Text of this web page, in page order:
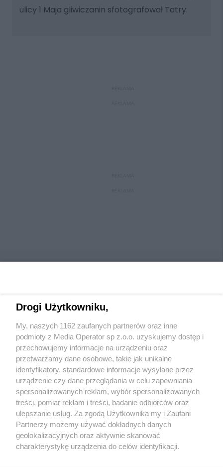
ulicy 1 Maja gliwiczanin sfotografował Tatry.
Nie zapomnij
zapoznać się z:
polityką prywatności regulamin korzystania z portali
Twojemiasto
Piekary Śląskie
Chorzów
Tarnowskie Góry
Ruda Śląska
Świętochłowice
Skontaktuj sięz nami
Kontakt
Wydawca
Redakcja
Reklama
Drogi Użytkowniku,
My, naszych 1162 zaufanych partnerów oraz inne
podmioty z Media Operator sp z.o.o. uzyskujemy dostęp i
przechowujemy informacje na urządzeniu oraz
przetwarzamy dane osobowe, takie jak unikalne
identyfikatory, standardowe informacje wysyłane przez
urządzenie czy dane przeglądania w celu zapewniania
spersonalizowanych reklam, wybór spersonalizowanych
treści, pomiar reklam i treści, badanie odbiorców oraz
ulepszanie usług. Za zgodą Użytkownika my i Zaufani
Partnerzy możemy używać dokładnych danych
geolokalizacyjnych oraz aktywnie skanować
charakterystykę urządzenia do celów identyfikacji.